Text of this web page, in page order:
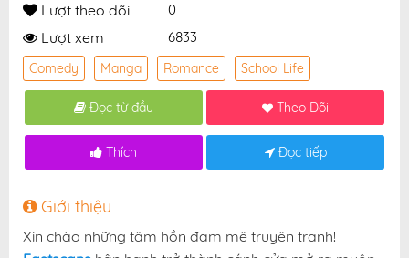
Lượt theo dõi 0
Lượt xem 6833
Comedy Manga Romance School Life
Đọc từ đầu Theo Dõi
Thích Đọc tiếp
Giới thiệu
Xin chào những tâm hồn đam mê truyện tranh!